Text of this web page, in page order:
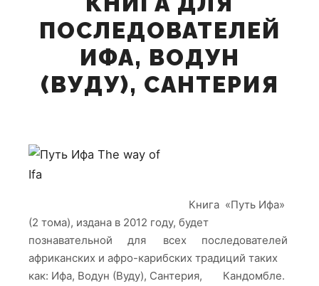
ПОСЛЕДОВАТЕЛЕЙ
ИФА, ВОДУН
(ВУДУ), САНТЕРИЯ
Книга «Путь Ифа»
(2 тома), издана в 2012 году, будет
познавательной для всех последователей
африканских и афро-карибских традиций таких
как: Ифа, Водун (Вуду), Сантерия, Кандомбле.